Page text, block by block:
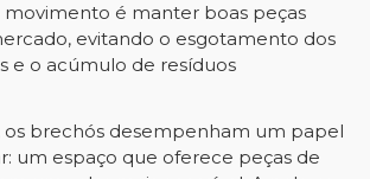
movimento é manter boas peças
evitando o esgotamento dos
e o acúmulo de resíduos
os brechós desempenham um papel
um espaço que oferece peças de